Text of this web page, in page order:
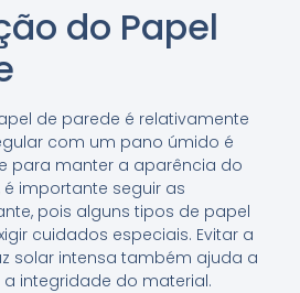
do Papel
de parede é relativamente
com um pano úmido é
para manter a aparência do
importante seguir as
pois alguns tipos de papel
cuidados especiais. Evitar a
solar intensa também ajuda a
integridade do material.